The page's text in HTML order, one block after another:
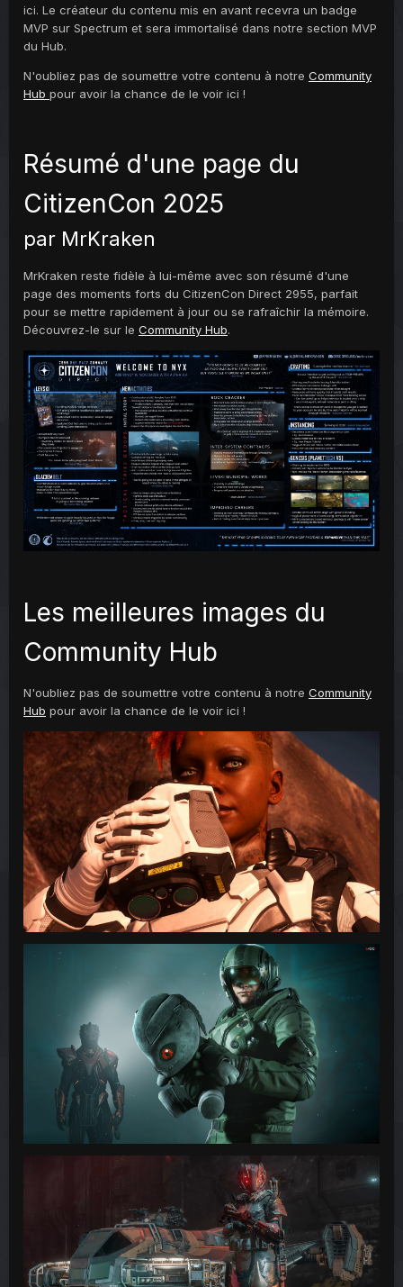
ici. Le créateur du contenu mis en avant recevra un badge
MVP sur Spectrum et sera immortalisé dans notre section MVP
du Hub.
N'oubliez pas de soumettre votre contenu à notre Community
Hub pour avoir la chance de le voir ici !
Résumé d'une page du
CitizenCon 2025
par MrKraken
MrKraken reste fidèle à lui-même avec son résumé d'une
page des moments forts du CitizenCon Direct 2955, parfait
pour se mettre rapidement à jour ou se rafraîchir la mémoire.
Découvrez-le sur le Community Hub.
Les meilleures images du
Community Hub
N'oubliez pas de soumettre votre contenu à notre Community
Hub pour avoir la chance de le voir ici !